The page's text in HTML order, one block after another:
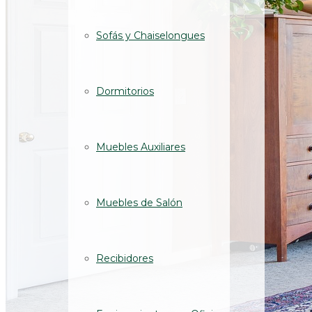
Sofás y Chaiselongues
Dormitorios
Muebles Auxiliares
Muebles de Salón
Recibidores